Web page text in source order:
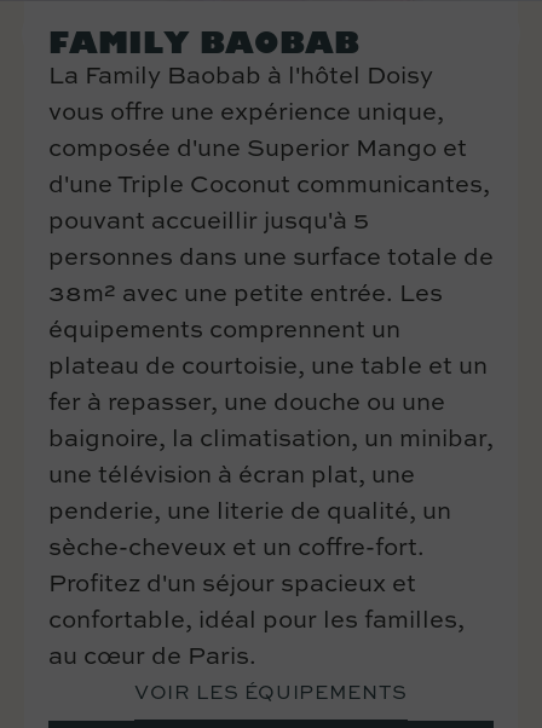
FAMILY BAOBAB
La Family Baobab à l'hôtel Doisy
vous offre une expérience unique,
composée d'une Superior Mango et
d'une Triple Coconut communicantes,
pouvant accueillir jusqu'à 5
personnes dans une surface totale de
38m² avec une petite entrée. Les
équipements comprennent un
plateau de courtoisie, une table et un
fer à repasser, une douche ou une
baignoire, la climatisation, un minibar,
une télévision à écran plat, une
penderie, une literie de qualité, un
sèche-cheveux et un coffre-fort.
Profitez d'un séjour spacieux et
confortable, idéal pour les familles,
au cœur de Paris.
VOIR LES ÉQUIPEMENTS